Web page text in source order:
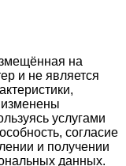
на
и не является
изменены
услугами
согласие
и получении
данных.